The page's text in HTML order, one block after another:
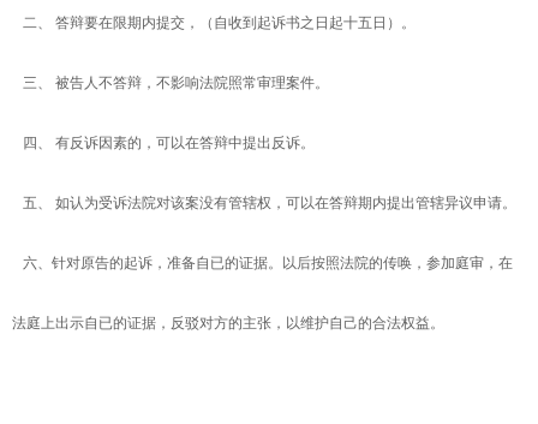
二、 答辩要在限期内提交，（自收到起诉书之日起十五日）。
三、 被告人不答辩，不影响法院照常审理案件。
四、 有反诉因素的，可以在答辩中提出反诉。
五、 如认为受诉法院对该案没有管辖权，可以在答辩期内提出管辖异议申请。
六、针对原告的起诉，准备自已的证据。以后按照法院的传唤，参加庭审，在
法庭上出示自已的证据，反驳对方的主张，以维护自己的合法权益。